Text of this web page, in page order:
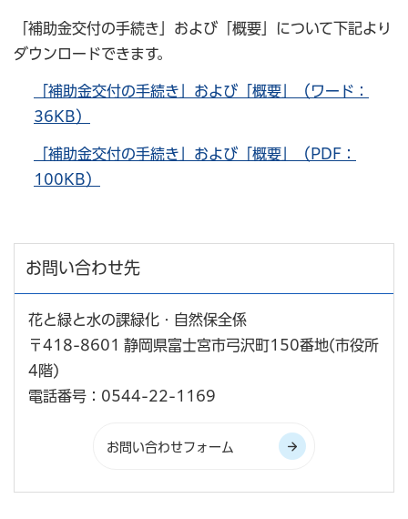
「補助金交付の手続き」および「概要」について下記より
ダウンロードできます。
「補助金交付の手続き」および「概要」（ワード：
36KB）
「補助金交付の手続き」および「概要」（PDF：
100KB）
お問い合わせ先
花と緑と水の課緑化・自然保全係
〒418-8601 静岡県富士宮市弓沢町150番地(市役所
4階)
電話番号：0544-22-1169